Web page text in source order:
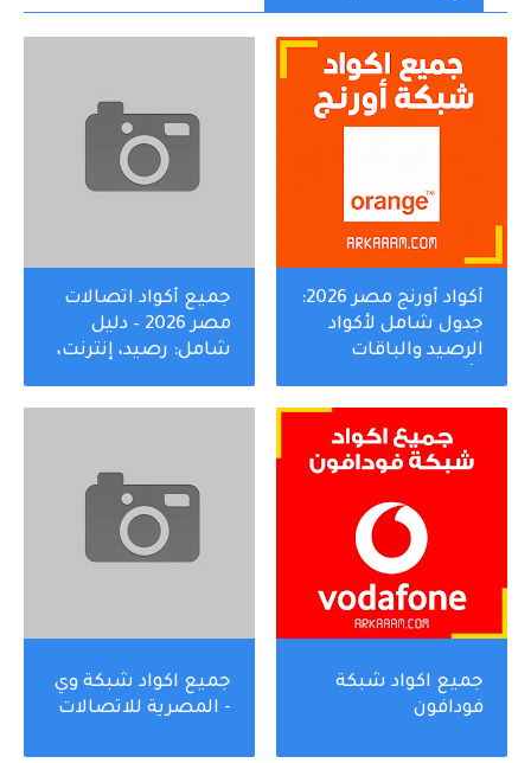
أكواد أورنج مصر 2026:
جدول شامل لأكواد
الرصيد والباقات
شكرا
جميع أكواد اتصالات
مصر 2026 – دليل
شامل: رصيد، إنترنت،
جميع اكواد شبكة
فودافون
جميع اكواد شبكة وي
- المصرية للاتصالات